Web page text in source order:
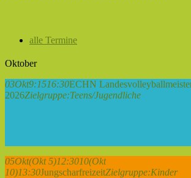
alle Termine
Oktober
03Okt9:1516:30ECHN
2026Zielgruppe:Teens/Jugendliche
05Okt(Okt 5)12:3010(Okt
10)13:30JungscharfreizeitZielgruppe:Kinder